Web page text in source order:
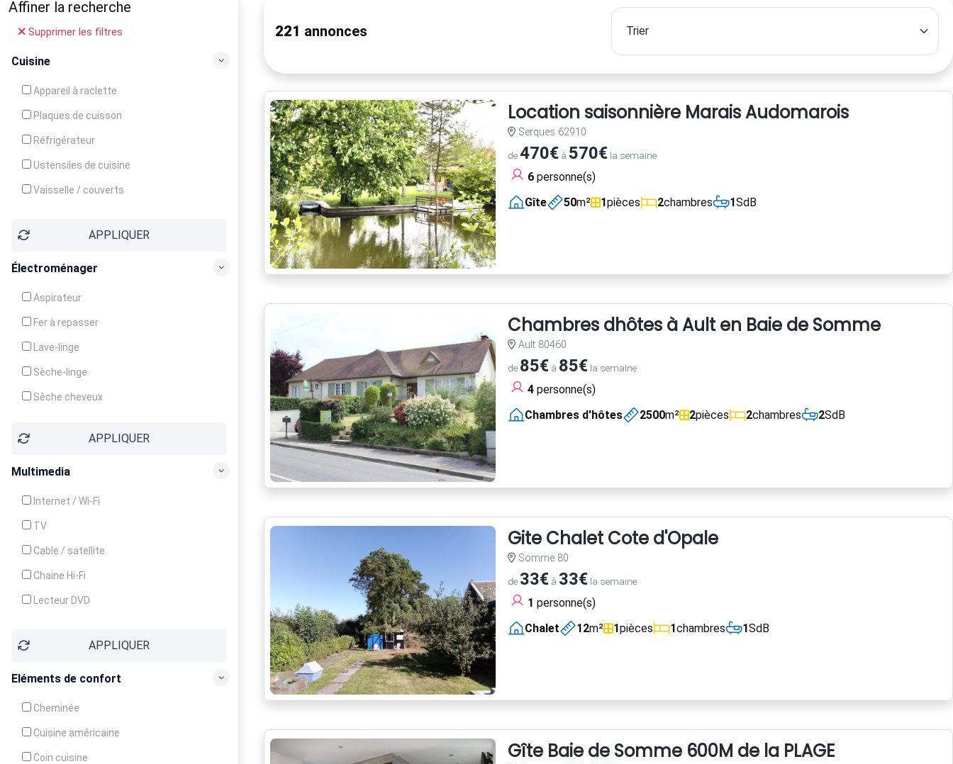
Affiner la recherche
Supprimer les filtres
Cuisine
Appareil à raclette
Plaques de cuisson
Réfrigérateur
Ustensiles de cuisine
Vaisselle / couverts
Congélateur
APPLIQUER
Électroménager
Aspirateur
Fer à repasser
Lave-linge
Sèche-linge
Sèche cheveux
APPLIQUER
Multimedia
Internet / Wi-Fi
TV
Cable / satellite
Chaine Hi-Fi
Lecteur DVD
APPLIQUER
Eléments de confort
Cheminée
Cuisine américaine
Coin cuisine
221 annonces
Location saisonnière Marais Audomarois
Serques 62910
de470€à 570€la semaine
6personne(s)
Gîte
50m² 1pièces 2chambres 1SdB
Chambres dhôtes à Ault en Baie de Somme
Ault 80460
de 85€à 85€la semaine
4personne(s)
Chambres d'hôtes
2500m² 2pièces 2chambres 2SdB
Gite Chalet Cote d'Opale
Somme 80
de 33€à 33€la semaine
1 personne(s)
Chalet
12m² 1pièces 1chambres 1SdB
Gîte Baie de Somme 600M de la PLAGE